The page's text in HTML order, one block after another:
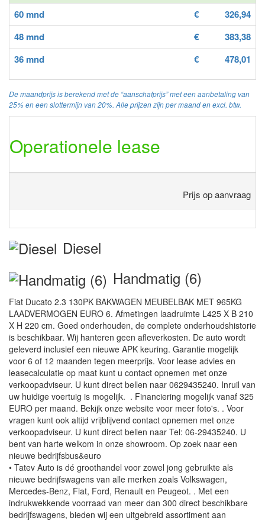
60 mnd
€
326,94
48 mnd
€
383,38
36 mnd
€ 478,01
De maandprijs is berekend met de “aanschafprijs” met een aanbetaling van
25% en een slottermijn van 20%. Alle prijzen zijn per maand en excl. btw.
Operationele lease
Prijs op aanvraag
Diesel
Handmatig (6)
Fiat Ducato 2.3 130PK BAKWAGEN MEUBELBAK MET 965KG
LAADVERMOGEN EURO 6. Afmetingen laadruimte L425 X B 210
X H 220 cm. Goed onderhouden, de complete onderhoudshistorie
is beschikbaar. Wij hanteren geen afleverkosten. De auto wordt
geleverd inclusief een nieuwe APK keuring. Garantie mogelijk
voor 6 of 12 maanden tegen meerprijs. Voor lease advies en
leasecalculatie op maat kunt u contact opnemen met onze
verkoopadviseur. U kunt direct bellen naar 0629435240. Inruil van
uw huidige voertuig is mogelijk. . Financiering mogelijk vanaf 325
EURO per maand. Bekijk onze website voor meer foto's. . Voor
vragen kunt ook altijd vrijblijvend contact opnemen met onze
verkoopadviseur. U kunt direct bellen naar Tel: 06-29435240. U
bent van harte welkom in onze showroom. Op zoek naar een
nieuwe bedrijfsbus&euro
• Tatev Auto is dé groothandel voor zowel jong gebruikte als
nieuwe bedrijfswagens van alle merken zoals Volkswagen,
Mercedes-Benz, Fiat, Ford, Renault en Peugeot. . Met een
indrukwekkende voorraad van meer dan 300 direct beschikbare
bedrijfswagens, bieden wij een uitgebreid assortiment aan